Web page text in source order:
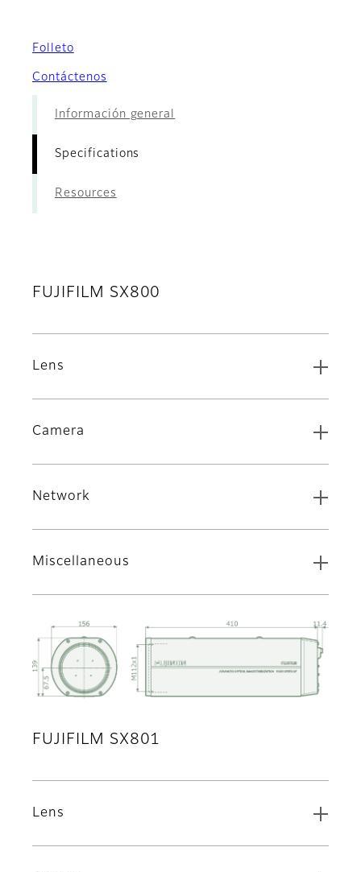
Folleto
Contáctenos
Información general
Specifications
Resources
FUJIFILM SX800
Lens
Camera
Network
Miscellaneous
FUJIFILM SX801
Lens